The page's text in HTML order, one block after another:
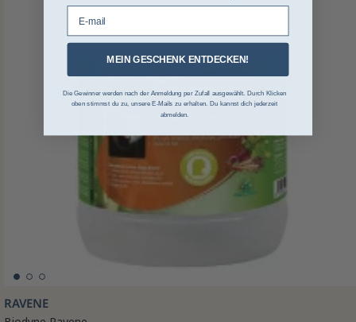
RAVENE
MEIN GESCHENK ENTDECKEN!
Die Gewinner werden nach der Anmeldung per Zufall ausgewählt. Durch Klicken
oben stimmst du zu, unsere E-Mails zu erhalten. Du kannst dich jederzeit
abmelden.